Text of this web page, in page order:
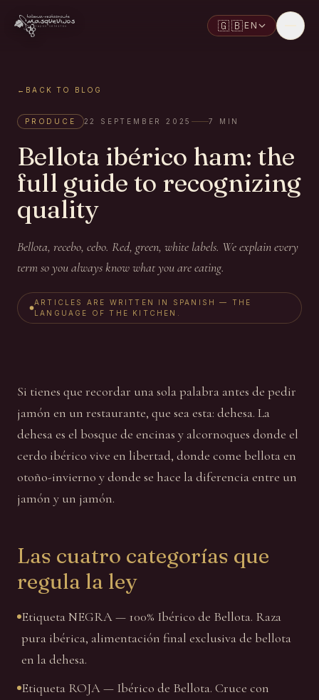
🇬🇧 EN
← BACK TO BLOG
PRODUCE 22 SEPTEMBER 2025 7 MIN
Bellota ibérico ham: the
full guide to recognizing
quality
Bellota, recebo, cebo. Red, green, white labels. We explain every
term so you always know what you are eating.
ARTICLES ARE WRITTEN IN SPANISH — THE
LANGUAGE OF THE KITCHEN.
Si tienes que recordar una sola palabra antes de pedir
jamón en un restaurante, que sea esta: dehesa. La
dehesa es el bosque de encinas y alcornoques donde el
cerdo ibérico vive en libertad, donde come bellota en
otoño-invierno y donde se hace la diferencia entre un
jamón y un jamón.
Las cuatro categorías que
regula la ley
Etiqueta NEGRA — 100% Ibérico de Bellota. Raza
pura ibérica, alimentación final exclusiva de bellota
en la dehesa.
Etiqueta ROJA — Ibérico de Bellota. Cruce con